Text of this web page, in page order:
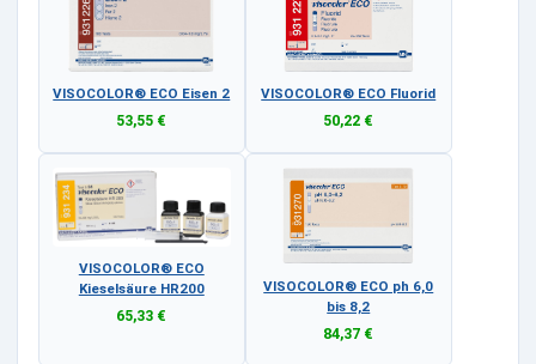
VISOCOLOR® ECO Eisen 2
53,55 €
VISOCOLOR® ECO Fluorid
50,22 €
VISOCOLOR® ECO
Kieselsäure HR200
65,33 €
VISOCOLOR® ECO ph 6,0
bis 8,2
84,37 €